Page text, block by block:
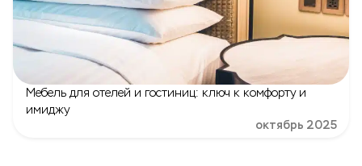
Мебель для отелей и гостиниц: ключ к комфорту и
имиджу
октябрь 2025